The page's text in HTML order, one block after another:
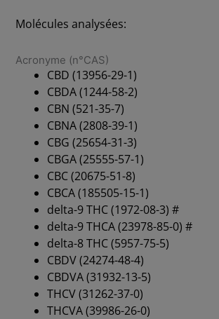
Molécules analysées:
Acronyme (n°CAS)
CBD (13956-29-1)
CBDA (1244-58-2)
CBN (521-35-7)
CBNA (2808-39-1)
CBG (25654-31-3)
CBGA (25555-57-1)
CBC (20675-51-8)
CBCA (185505-15-1)
delta-9 THC (1972-08-3) #
delta-9 THCA (23978-85-0) #
delta-8 THC (5957-75-5)
CBDV (24274-48-4)
CBDVA (31932-13-5)
THCV (31262-37-0)
THCVA (39986-26-0)